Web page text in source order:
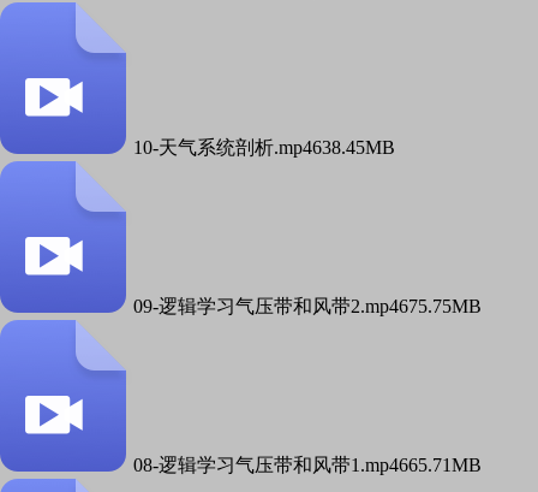
10-天气系统剖析.mp4638.45MB
09-逻辑学习气压带和风带2.mp4675.75MB
08-逻辑学习气压带和风带1.mp4665.71MB